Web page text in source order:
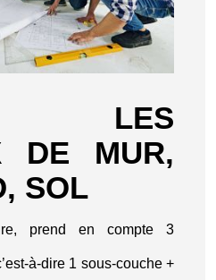
LES
DE MUR,
SOL
prend en compte 3
à-dire 1 sous-couche +